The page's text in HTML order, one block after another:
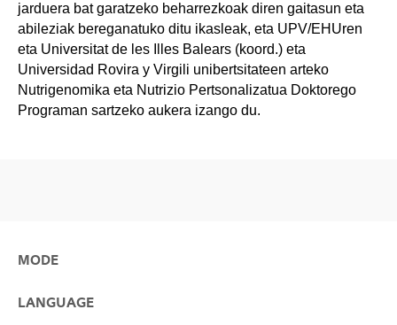
jarduera bat garatzeko beharrezkoak diren gaitasun eta
abileziak bereganatuko ditu ikasleak, eta UPV/EHUren
eta Universitat de les Illes Balears (koord.) eta
Universidad Rovira y Virgili unibertsitateen arteko
Nutrigenomika eta Nutrizio Pertsonalizatua Doktorego
Programan sartzeko aukera izango du.
MODE
LANGUAGE